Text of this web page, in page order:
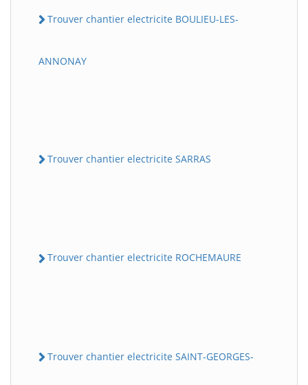
Trouver chantier electricite BOULIEU-LES-
ANNONAY
Trouver chantier electricite SARRAS
Trouver chantier electricite ROCHEMAURE
Trouver chantier electricite SAINT-GEORGES-